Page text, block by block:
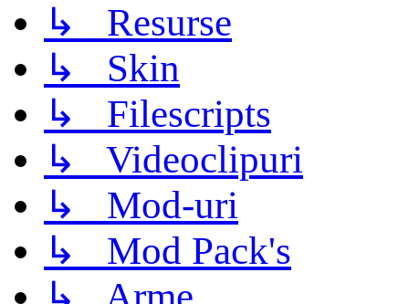
↳ Resurse
↳ Skin
↳ Filescripts
↳ Videoclipuri
↳ Mod-uri
↳ Mod Pack's